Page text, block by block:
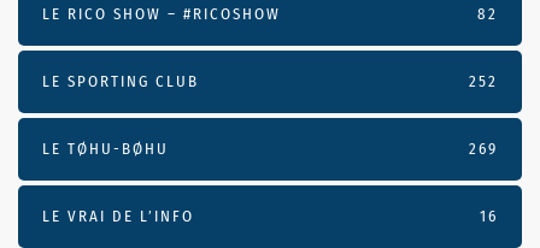
LE RICO SHOW – #RICOSHOW 82
LE SPORTING CLUB 252
LE TØHU-BØHU 269
LE VRAI DE L’INFO 16